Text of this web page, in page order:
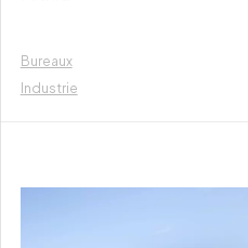
Bureaux
Industrie